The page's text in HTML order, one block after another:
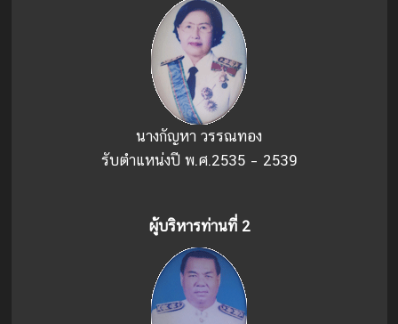
นางกัญหา วรรณทอง
รับตำแหน่งปี พ.ศ.2535 – 2539
ผู้บริหารท่านที่่ 2